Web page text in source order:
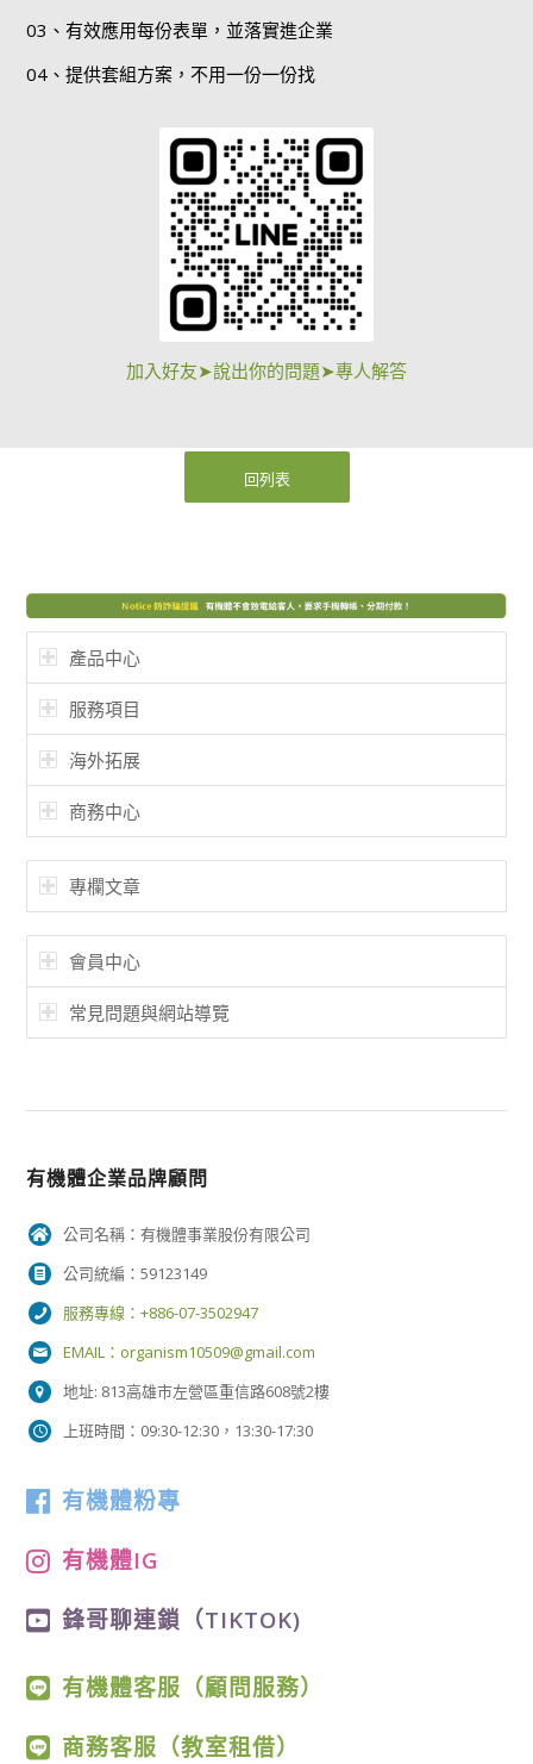
03、有效應用每份表單，並落實進企業
04、提供套組方案，不用一份一份找
加入好友➤說出你的問題➤專人解答
回列表
產品中心
服務項目
海外拓展
商務中心
專欄文章
會員中心
常見問題與網站導覽
有機體企業品牌顧問
公司名稱：有機體事業股份有限公司
公司統編：59123149
服務專線：+886-07-3502947
EMAIL： organism10509@gmail.com
地址: 813高雄市左營區重信路608號2樓
上班時間：09:30-12:30，13:30-17:30
有機體粉專
有機體IG
鋒哥聊連鎖（TIKTOK)
有機體客服（顧問服務）
商務客服（教室租借）